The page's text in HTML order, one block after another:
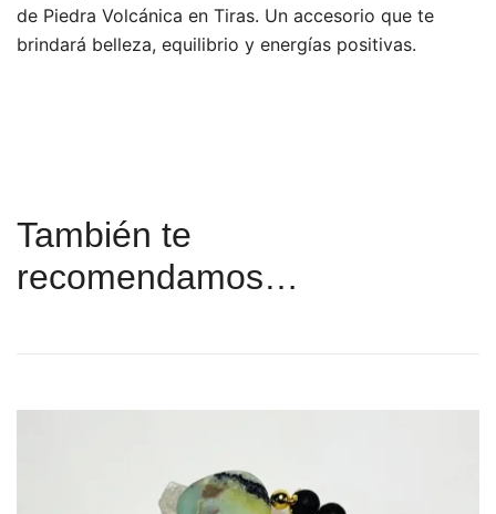
de Piedra Volcánica en Tiras. Un accesorio que te
brindará belleza, equilibrio y energías positivas.
También te
recomendamos…